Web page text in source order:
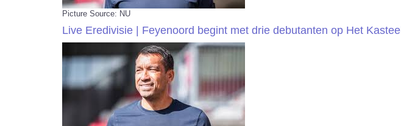
Picture Source: NU
Live Eredivisie | Feyenoord begint met drie debutanten op Het Kasteel